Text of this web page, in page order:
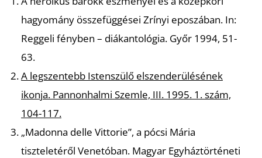
hagyomány összefüggései Zrínyi eposzában. In:
Reggeli fényben – diákantológia. Győr 1994, 51-
63.
A legszentebb Istenszülő elszenderülésének
ikonja. Pannonhalmi Szemle, III. 1995. 1. szám,
104-117.
„Madonna delle Vittorie”, a pócsi Mária
tiszteletéről Venetóban. Magyar Egyháztörténeti